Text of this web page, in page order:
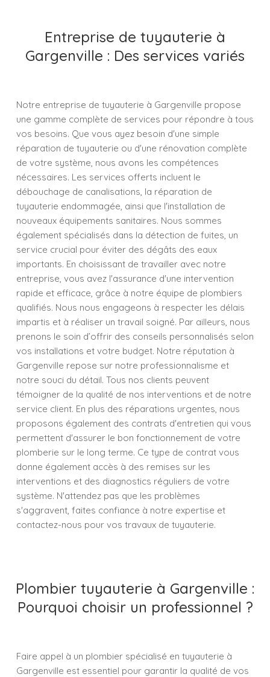
Entreprise de tuyauterie à
Gargenville : Des services variés
Notre entreprise de tuyauterie à Gargenville propose
une gamme complète de services pour répondre à tous
vos besoins. Que vous ayez besoin d'une simple
réparation de tuyauterie ou d'une rénovation complète
de votre système, nous avons les compétences
nécessaires. Les services offerts incluent le
débouchage de canalisations, la réparation de
tuyauterie endommagée, ainsi que l'installation de
nouveaux équipements sanitaires. Nous sommes
également spécialisés dans la détection de fuites, un
service crucial pour éviter des dégâts des eaux
importants. En choisissant de travailler avec notre
entreprise, vous avez l'assurance d'une intervention
rapide et efficace, grâce à notre équipe de plombiers
qualifiés. Nous nous engageons à respecter les délais
impartis et à réaliser un travail soigné. Par ailleurs, nous
prenons le soin d’offrir des conseils personnalisés selon
vos installations et votre budget. Notre réputation à
Gargenville repose sur notre professionnalisme et
notre souci du détail. Tous nos clients peuvent
témoigner de la qualité de nos interventions et de notre
service client. En plus des réparations urgentes, nous
proposons également des contrats d'entretien qui vous
permettent d'assurer le bon fonctionnement de votre
plomberie sur le long terme. Ce type de contrat vous
donne également accès à des remises sur les
interventions et des diagnostics réguliers de votre
système. N'attendez pas que les problèmes
s'aggravent, faites confiance à notre expertise et
contactez-nous pour vos travaux de tuyauterie.
Plombier tuyauterie à Gargenville :
Pourquoi choisir un professionnel ?
Faire appel à un plombier spécialisé en tuyauterie à
Gargenville est essentiel pour garantir la qualité de vos